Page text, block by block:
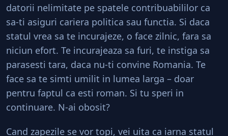
datorii nelimitate pe spatele contribuabililor ca
sa-ti asiguri cariera politica sau functia. Si daca
statul vrea sa te incurajeze, o face zilnic, fara sa
niciun efort. Te incurajeaza sa furi, te instiga sa
parasesti tara, daca nu-ti convine Romania. Te
face sa te simti umilit in lumea larga – doar
pentru faptul ca esti roman. Si tu speri in
continuare. N-ai obosit?
Cand zapezile se vor topi, vei uita ca iarna statul